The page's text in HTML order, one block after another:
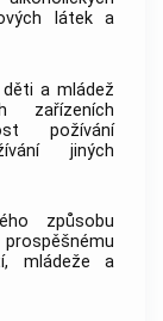
látek a
a mládež
zařízeních
požívání
jiných
způsobu
mládeže a